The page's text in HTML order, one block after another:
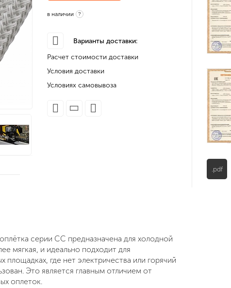
в наличии ?
Варианты доставки:
Расчет стоимости доставки
Условия доставки
Условиях самовывоза
серии CC предназначена для холодной
мягкая, и идеально подходит для
площадках, где нет электричества или горячий
Это является главным отличием от
оплеток.
.pdf